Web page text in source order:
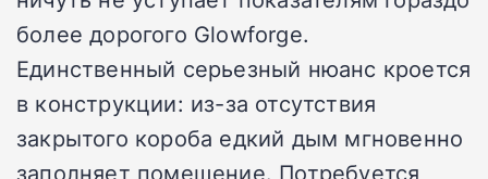
более дорогого Glowforge.
Единственный серьезный нюанс кроется
в конструкции: из-за отсутствия
закрытого короба едкий дым мгновенно
заполняет помещение. Потребуется